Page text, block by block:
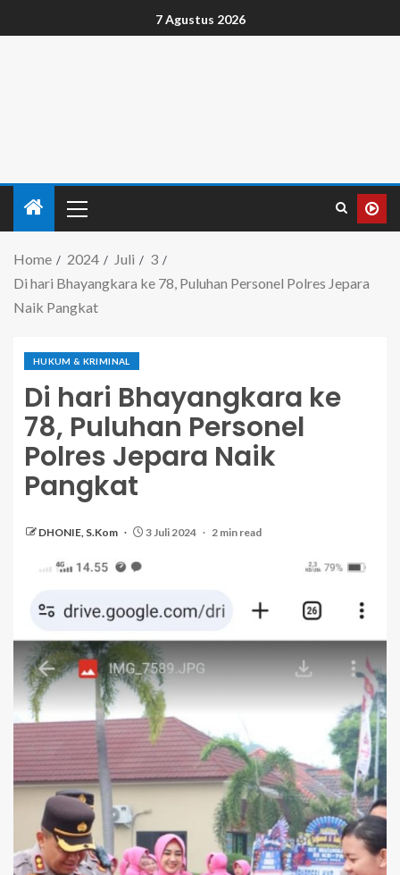
7 Agustus 2026
Home 2024 Juli
3
Di hari Bhayangkara ke 78, Puluhan Personel Polres Jepara
Naik Pangkat
HUKUM & KRIMINAL
Di hari Bhayangkara ke
78, Puluhan Personel
Polres Jepara Naik
Pangkat
DHONIE, S.Kom 3 Juli 2024 2 min read